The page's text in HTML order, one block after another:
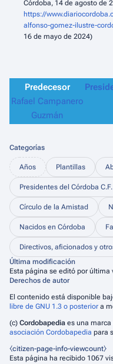
Córdoba, 14 de agosto de
https://
alfonso-gomez-ilustre-
16 de mayo de 2024)
Predecesor
Rafael Campanero
Guzmán
Categorías
Años Plantillas
Presidentes del Córdoba C.F.
Círculo de la Amistad
Nacidos en Córdoba
Directivos, aficionados y
Última modificación
Esta página se editó por
Derechos de autor
El contenido está disponible
libre de GNU 1.3 o posterior a
(c) Cordobapedia es una
asociación Cordobapedia para
⧼citizen-page-info-viewcount⧽
Esta página ha recibido 1067